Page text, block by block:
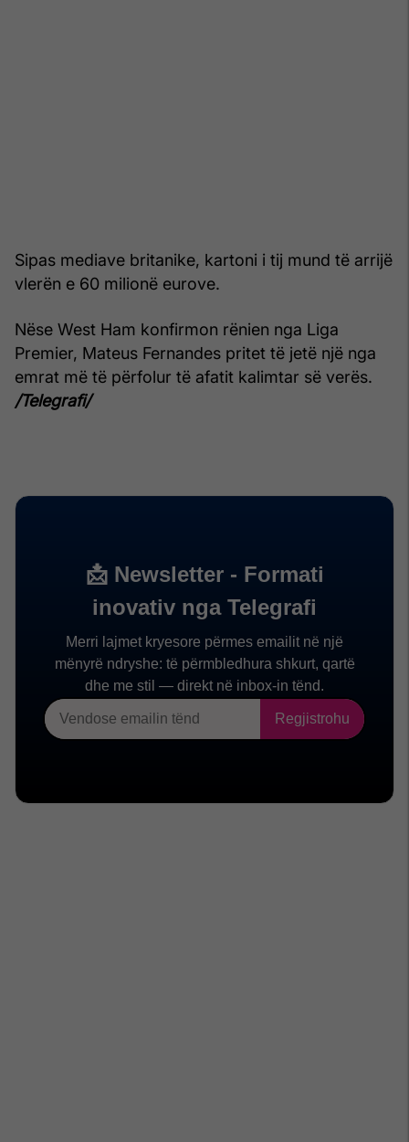
Sipas mediave britanike, kartoni i tij mund të arrijë
vlerën e 60 milionë eurove.
Nëse West Ham konfirmon rënien nga Liga
Premier, Mateus Fernandes pritet të jetë një nga
emrat më të përfolur të afatit kalimtar së verës.
/Telegrafi/